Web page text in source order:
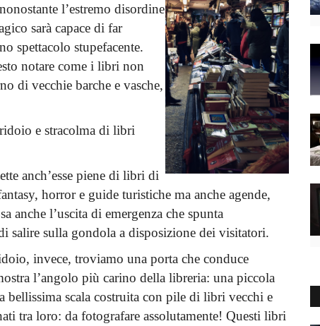
l’estremo disordine
sarà capace di far
spettacolo stupefacente.
notare come i libri non
di vecchie barche e vasche,
e stracolma di libri
anch’esse piene di libri di
horror e guide turistiche ma anche agende,
anche l’uscita di emergenza che spunta
salire sulla gondola a disposizione dei visitatori.
invece, troviamo una porta che conduce
l’angolo più carino della libreria: una piccola
bellissima scala costruita con pile di libri vecchi e
tra loro: da fotografare assolutamente! Questi libri